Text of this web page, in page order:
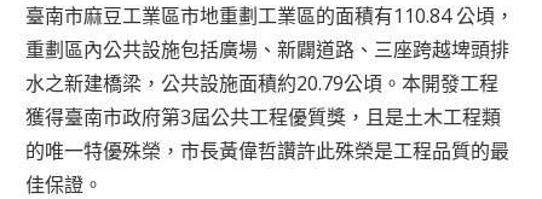
臺南市麻豆工業區市地重劃工業區的面積有110.84 公頃，
重劃區內公共設施包括廣場、新闢道路、三座跨越埤頭排
水之新建橋梁，公共設施面積約20.79公頃。本開發工程
獲得臺南市政府第3屆公共工程優質獎，且是土木工程類
的唯一特優殊榮，市長黃偉哲讚許此殊榮是工程品質的最
佳保證。